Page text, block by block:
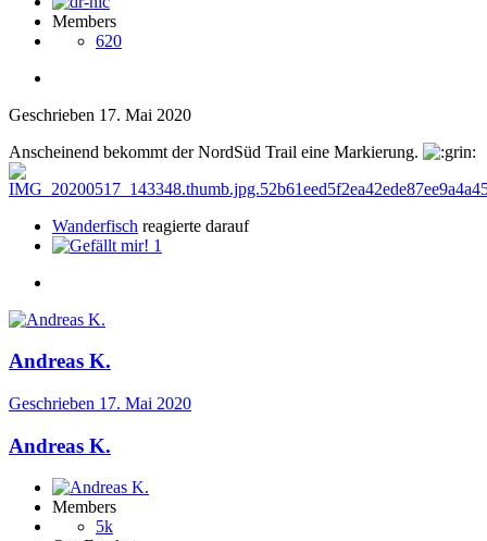
Members
620
Geschrieben 17. Mai 2020
Anscheinend bekommt der NordSüd Trail eine Markierung.
Wanderfisch reagierte darauf
1
Andreas K.
Geschrieben 17. Mai 2020
Andreas K.
Members
5k